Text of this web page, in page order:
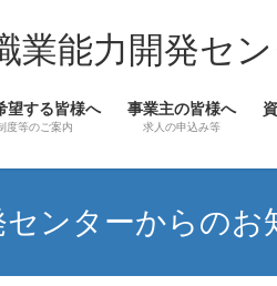
業能力開発セ
望する皆様へ
度等のご案内
事業主の皆様へ
求人の申込み等
センターからのお